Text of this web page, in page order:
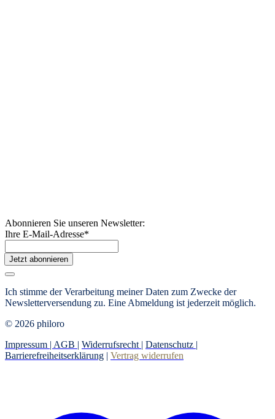
Abonnieren Sie unseren Newsletter:
Ihre E-Mail-Adresse*
Jetzt abonnieren
Ich stimme der Verarbeitung meiner Daten zum Zwecke der
Newsletterversendung zu. Eine Abmeldung ist jederzeit möglich.
© 2026 philoro
Impressum | AGB | Widerrufsrecht | Datenschutz |
Barrierefreiheitserklärung | Vertrag widerrufen